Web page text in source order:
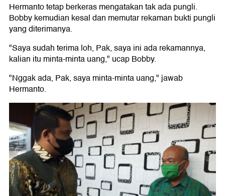
Hermanto tetap berkeras mengatakan tak ada pungli.
Bobby kemudian kesal dan memutar rekaman bukti pungli
yang diterimanya.
"Saya sudah terima loh, Pak, saya ini ada rekamannya,
kalian itu minta-minta uang," ucap Bobby.
"Nggak ada, Pak, saya minta-minta uang," jawab
Hermanto.